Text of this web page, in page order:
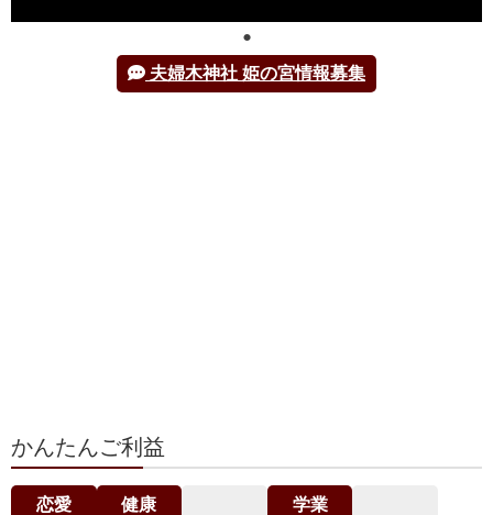
夫婦木神社 姫の宮情報募集
かんたんご利益
恋愛 健康 学業